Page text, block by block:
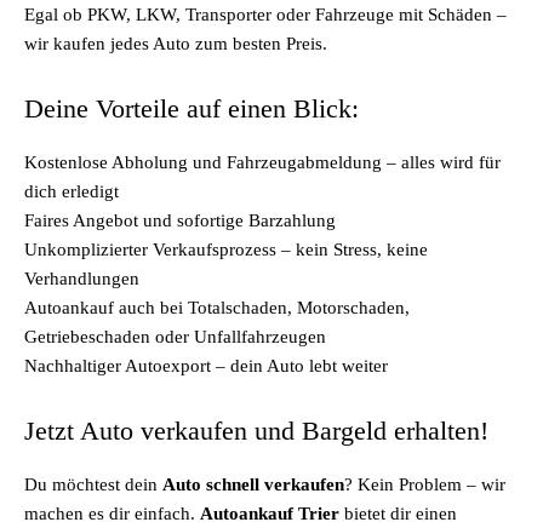
Egal ob PKW, LKW, Transporter oder Fahrzeuge mit Schäden –
wir kaufen jedes Auto zum besten Preis.
Deine Vorteile auf einen Blick:
Kostenlose Abholung und Fahrzeugabmeldung – alles wird für
dich erledigt
Faires Angebot und sofortige Barzahlung
Unkomplizierter Verkaufsprozess – kein Stress, keine
Verhandlungen
Autoankauf auch bei Totalschaden, Motorschaden,
Getriebeschaden oder Unfallfahrzeugen
Nachhaltiger Autoexport – dein Auto lebt weiter
Jetzt Auto verkaufen und Bargeld erhalten!
Du möchtest dein Auto schnell verkaufen? Kein Problem – wir
machen es dir einfach. Autoankauf Trier bietet dir einen